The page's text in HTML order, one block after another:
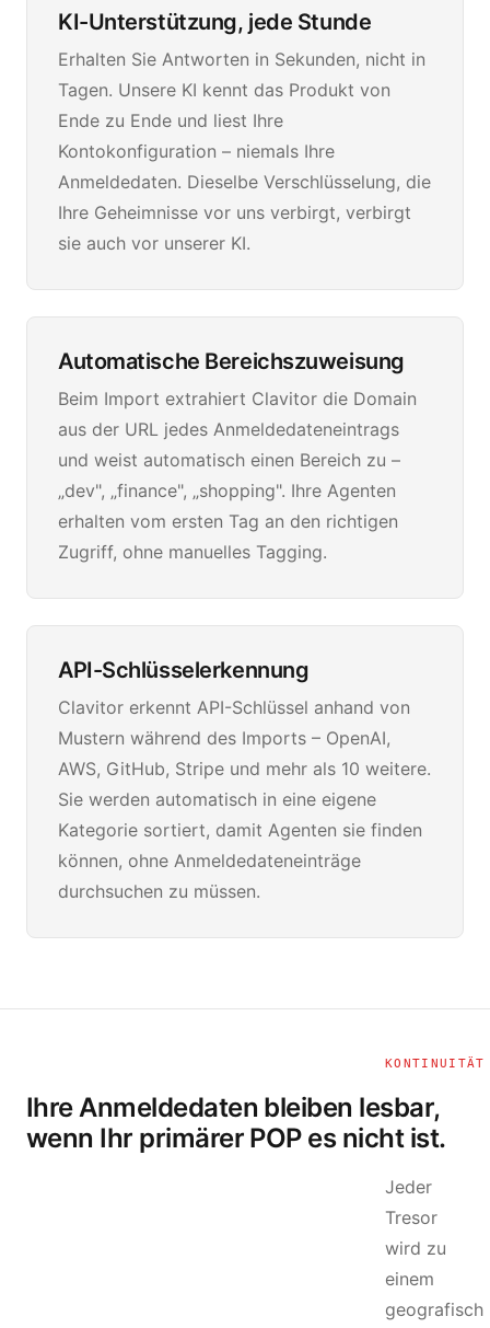
KI-Unterstützung, jede Stunde
Erhalten Sie Antworten in Sekunden, nicht in
Tagen. Unsere KI kennt das Produkt von
Ende zu Ende und liest Ihre
Kontokonfiguration – niemals Ihre
Anmeldedaten. Dieselbe Verschlüsselung, die
Ihre Geheimnisse vor uns verbirgt, verbirgt
sie auch vor unserer KI.
Automatische Bereichszuweisung
Beim Import extrahiert Clavitor die Domain
aus der URL jedes Anmeldedateneintrags
und weist automatisch einen Bereich zu –
„dev", „finance", „shopping". Ihre Agenten
erhalten vom ersten Tag an den richtigen
Zugriff, ohne manuelles Tagging.
API-Schlüsselerkennung
Clavitor erkennt API-Schlüssel anhand von
Mustern während des Imports – OpenAI,
AWS, GitHub, Stripe und mehr als 10 weitere.
Sie werden automatisch in eine eigene
Kategorie sortiert, damit Agenten sie finden
können, ohne Anmeldedateneinträge
durchsuchen zu müssen.
KONTINUITÄT
Ihre Anmeldedaten bleiben lesbar,
wenn Ihr primärer POP es nicht ist.
Jeder
Tresor
wird zu
einem
geografisch